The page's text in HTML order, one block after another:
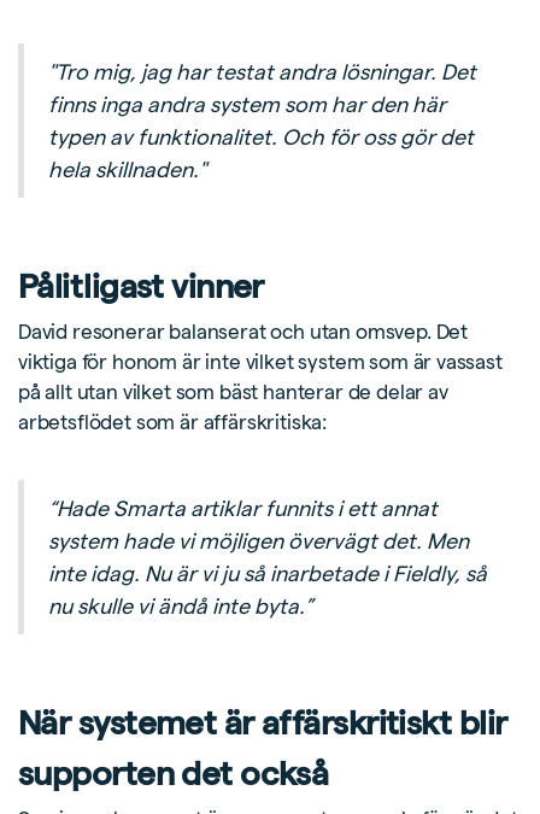
"Tro mig, jag har testat andra lösningar. Det
finns inga andra system som har den här
typen av funktionalitet. Och för oss gör det
hela skillnaden."
Pålitligast vinner
David resonerar balanserat och utan omsvep. Det
viktiga för honom är inte vilket system som är vassast
på allt utan vilket som bäst hanterar de delar av
arbetsflödet som är affärskritiska:
“Hade Smarta artiklar funnits i ett annat
system hade vi möjligen övervägt det. Men
inte idag. Nu är vi ju så inarbetade i Fieldly, så
nu skulle vi ändå inte byta.”
När systemet är affärskritiskt blir
supporten det också